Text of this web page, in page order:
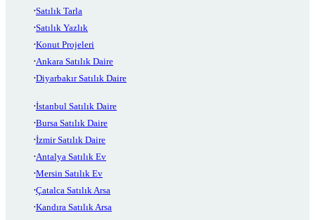
Satılık Tarla
Satılık Yazlık
Konut Projeleri
Ankara Satılık Daire
Diyarbakır Satılık Daire
İstanbul Satılık Daire
Bursa Satılık Daire
İzmir Satılık Daire
Antalya Satılık Ev
Mersin Satılık Ev
Çatalca Satılık Arsa
Kandıra Satılık Arsa